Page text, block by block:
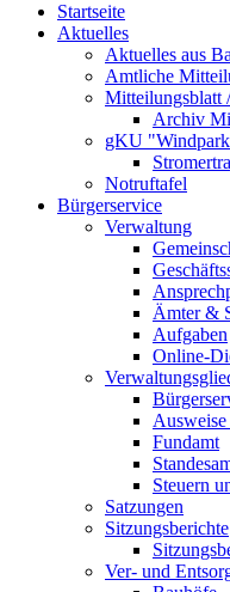
Startseite
Aktuelles
Aktuelles aus
Amtliche
Mitteilungsblatt
Archiv
gKU
Notruftafel
Bürgerservice
Verwaltung
Ämter &
Aufgaben
Online-
Ausweise
Fundamt
Steuern
Satzungen
Sitzungsberichte
Ver- und